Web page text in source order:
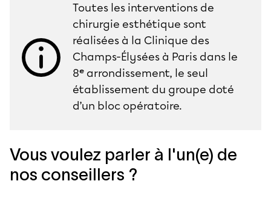
Toutes les interventions de
chirurgie esthétique sont
réalisées à la Clinique des
Champs-Élysées à Paris dans le
8ᵉ arrondissement, le seul
établissement du groupe doté
d’un bloc opératoire.
Vous voulez parler à l'un(e) de
nos conseillers ?